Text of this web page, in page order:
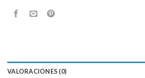
VALORACIONES (0)